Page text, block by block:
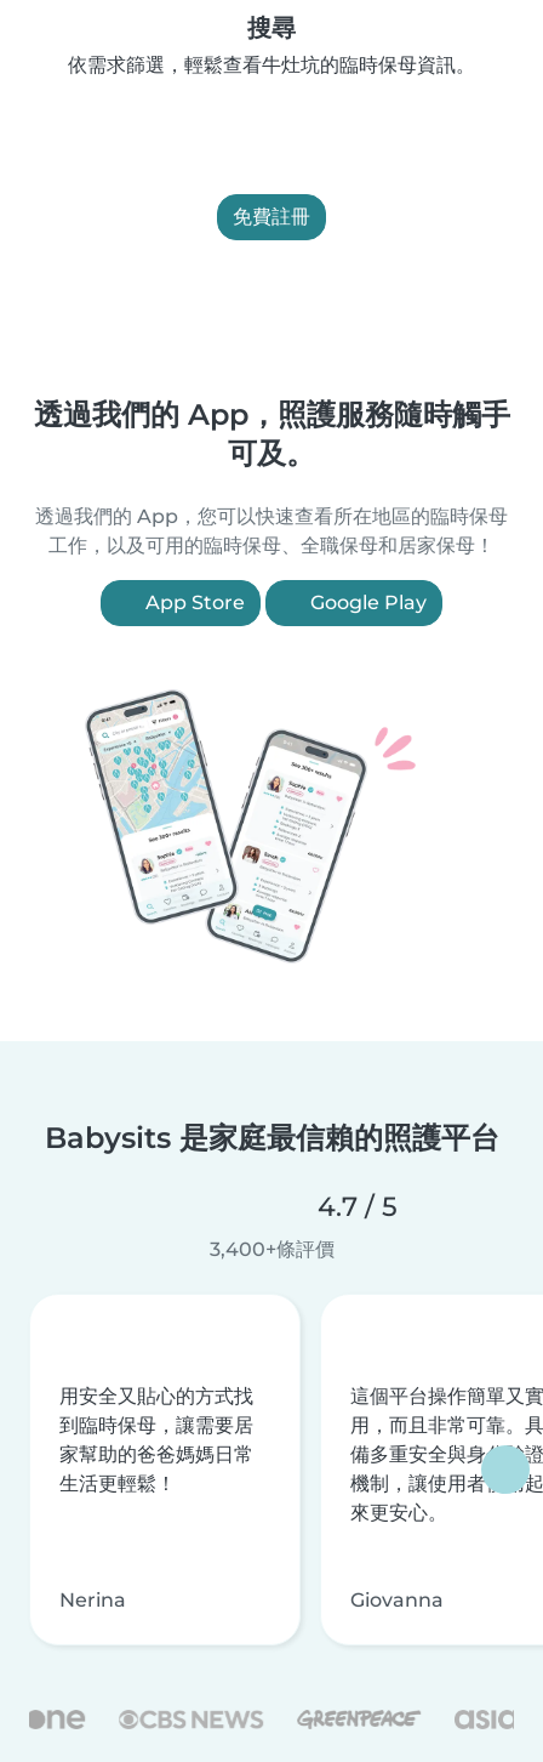
搜尋
依需求篩選，輕鬆查看牛灶坑的臨時保母資訊。
免費註冊
透過我們的 App，照護服務隨時觸手
可及。
透過我們的 App，您可以快速查看所在地區的臨時保母
工作，以及可用的臨時保母、全職保母和居家保母！
App Store Google Play
Babysits 是家庭最信賴的照護平台
4.7 / 5
3,400+條評價
用安全又貼心的方式找
到臨時保母，讓需要居
家幫助的爸爸媽媽日常
生活更輕鬆！
Nerina
這個平台操作簡單又實
用，而且非常可靠。具
備多重安全與身分驗證
機制，讓使用者使用起
來更安心。
Giovanna